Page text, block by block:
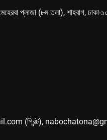
প্লাজা (৮ম তলা), শাহবাগ, ঢাকা-
(প্রিন্ট),